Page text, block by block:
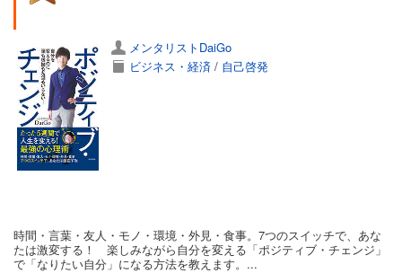
メンタリストDaiGo
ビジネス・経済 / 自己啓発
時間・言葉・友人・モノ・環境・外見・食事。7つのスイッチで、あな
たは激変する！ 楽しみながら自分を変える「ポジティブ・チェンジ」
で「なりたい自分」になる方法を教えます。...